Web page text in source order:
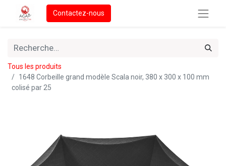
Contactez-nous
Tous les produits
1648 Corbeille grand modèle Scala noir, 380 x 300 x 100 mm
colisé par 25